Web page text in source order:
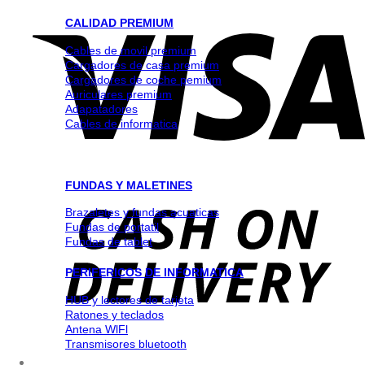
CALIDAD PREMIUM
Cables de movil premium
Cargadores de casa premium
Cargadores de coche pemium
Auriculares premium
Adapatadores
Cables de informatica
FUNDAS Y MALETINES
Brazaletes y fundas acuaticas
Fundas de portatil
Fundas de tablet
PERIFERICOS DE INFORMATICA
HUB y lectores de tarjeta
Ratones y teclados
Antena WlFl
Transmisores bluetooth